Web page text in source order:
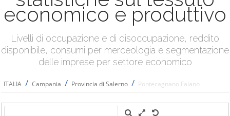
economico e produttivo
Livelli di occupazione e di disoccupazione, reddito
disponibile, consumi per merceologia e segmentazione
delle imprese per settore economico
ITALIA / Campania / Provincia di Salerno / Pontecagnano Faiano